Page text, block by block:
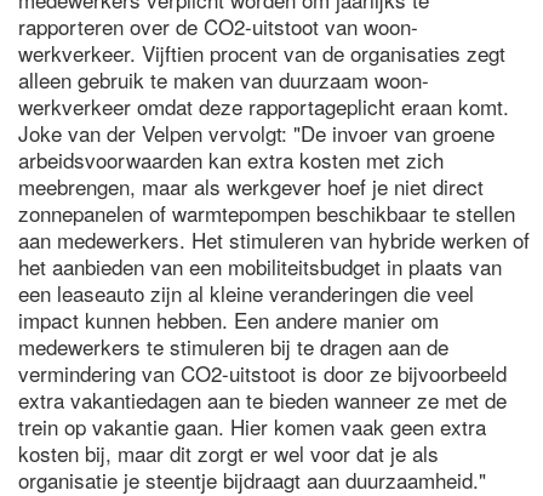
rapporteren over de CO2-uitstoot van woon-
werkverkeer. Vijftien procent van de organisaties zegt
alleen gebruik te maken van duurzaam woon-
werkverkeer omdat deze rapportageplicht eraan komt.
Joke van der Velpen vervolgt: "De invoer van groene
arbeidsvoorwaarden kan extra kosten met zich
meebrengen, maar als werkgever hoef je niet direct
zonnepanelen of warmtepompen beschikbaar te stellen
aan medewerkers. Het stimuleren van hybride werken of
het aanbieden van een mobiliteitsbudget in plaats van
een leaseauto zijn al kleine veranderingen die veel
impact kunnen hebben. Een andere manier om
medewerkers te stimuleren bij te dragen aan de
vermindering van CO2-uitstoot is door ze bijvoorbeeld
extra vakantiedagen aan te bieden wanneer ze met de
trein op vakantie gaan. Hier komen vaak geen extra
kosten bij, maar dit zorgt er wel voor dat je als
organisatie je steentje bijdraagt aan duurzaamheid."